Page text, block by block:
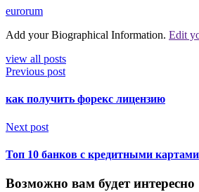
eurorum
Add your Biographical Information. Edit
view all posts
Previous post
как получить форекс лицензию
Next post
Топ 10 банков с кредитными картами
Возможно вам будет интересно